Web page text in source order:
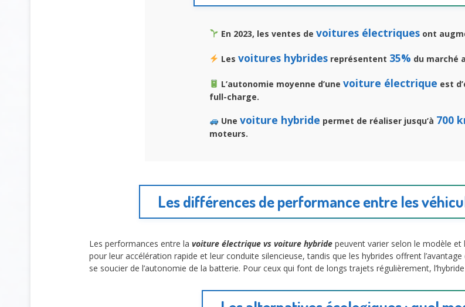
En 2023, les ventes de voitures électriquesont
Les voitures hybridesreprésentent 35% du marché
L’autonomie moyenne d’une voiture électrique est
full-charge.
Une voiture hybride permet de réaliser jusqu’à 700
moteurs.
Les différences de performance entre les
Les performances entre la voiture électrique vs voiture hybride peuvent varier selon le modèle et
pour leur accélération rapide et leur conduite silencieuse, tandis que les hybrides offrent
se soucier de l’autonomie de la batterie. Pour ceux qui font de longs trajets régulièrement,